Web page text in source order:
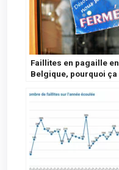
Faillites en pagaille en
Belgique, pourquoi ça